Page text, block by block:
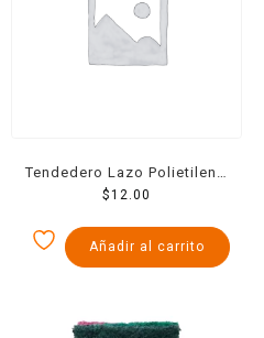
Tendedero Lazo Polietileno
8 Mts
$12.00
Añadir al carrito